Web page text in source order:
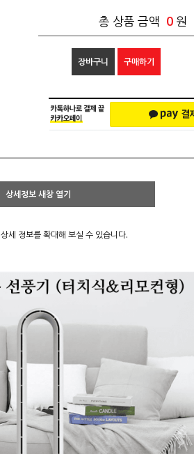
총 상품 금액 0 원
장바구니 구매하기
상세정보 새창 열기
상세 정보를 확대해 보실 수 있습니다.